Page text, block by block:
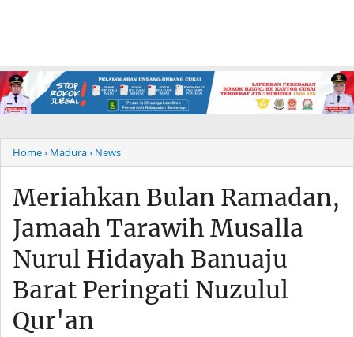
Home› Madura› News
Meriahkan Bulan Ramadan,
Jamaah Tarawih Musalla
Nurul Hidayah Banuaju
Barat Peringati Nuzulul
Qur'an